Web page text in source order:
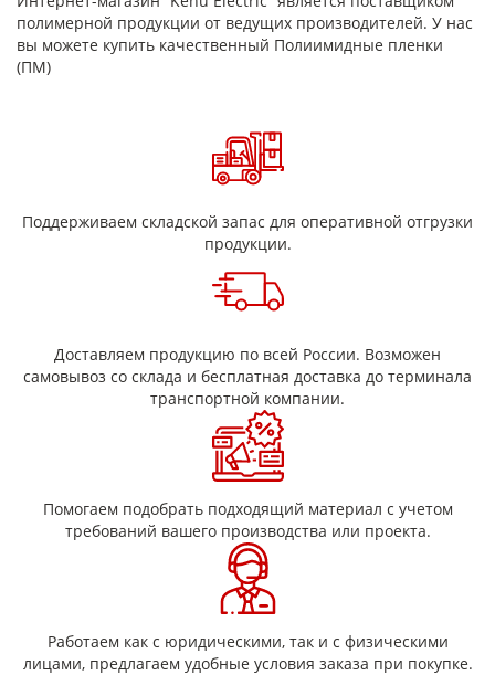
разрушается при взаимодействии с концентрированными
кислотами и щелочами. Кроме того, она обладает высокой
радиационной стойкостью.
электроизоляционные характеристики в широком
температурном диапазоне от -200ºС до +400ºС.
Полиимидные пленки находят применение в таких областях,
авиационная промышленность,
и многих других секторах, в основном в качестве
Одним из ключевых достоинств этой изоляции является её
невоспламеняемость. Использование полиимидных пленок
в электрических устройствах позволяет повысить мощность
и надёжность, улучшить температурный диапазон работы и
уменьшить размеры и массу конструкций, а также
обеспечивает хорошие характеристики для металлизации.
полимерной продукции от ведущих производителей. У нас
вы можете купить качественный Полиимидные пленки
(ПМ)
Поддерживаем складской запас для оперативной отгрузки
продукции.
Доставляем продукцию по всей России. Возможен
самовывоз со склада и бесплатная доставка до терминала
транспортной компании.
Помогаем подобрать подходящий материал с учетом
требований вашего производства или проекта.
Работаем как с юридическими, так и с физическими
лицами, предлагаем удобные условия заказа при покупке.